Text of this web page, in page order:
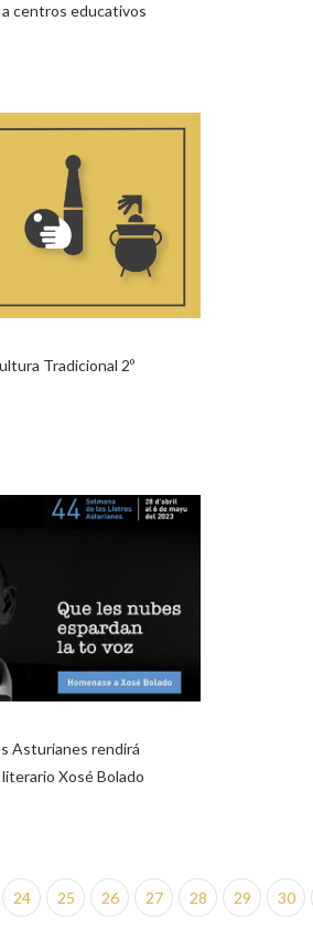
centros educativos
Tradicional 2º
Asturianes rendirá
Xosé Bolado
24 25 26 27 28 29 30